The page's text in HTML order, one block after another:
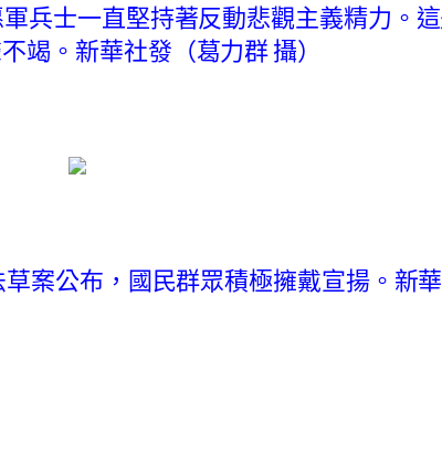
兵士一直堅持著反動悲觀主義精力。
竭。新華社發（葛力群 攝）
案公布，國民群眾積極擁戴宣揚。新